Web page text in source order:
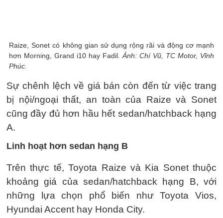
Raize, Sonet có không gian sử dụng rộng rãi và động cơ mạnh
hơn Morning, Grand i10 hay Fadil. Ảnh: Chí Vũ, TC Motor, Vĩnh
Phúc.
Sự chênh lệch về giá bán còn đến từ việc trang
bị nội/ngoại thất, an toàn của Raize và Sonet
cũng đầy đủ hơn hầu hết sedan/hatchback hạng
A.
Linh hoạt hơn sedan hạng B
Trên thực tế, Toyota Raize và Kia Sonet thuộc
khoảng giá của sedan/hatchback hạng B, với
những lựa chọn phổ biến như Toyota Vios,
Hyundai Accent hay Honda City.